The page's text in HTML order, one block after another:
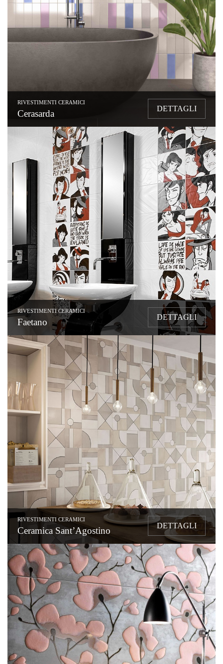
RIVESTIMENTI CERAMICI
Cerasarda DETTAGLI
RIVESTIMENTI CERAMICI
Faetano DETTAGLI
RIVESTIMENTI CERAMICI
Ceramica Sant’Agostino DETTAGLI